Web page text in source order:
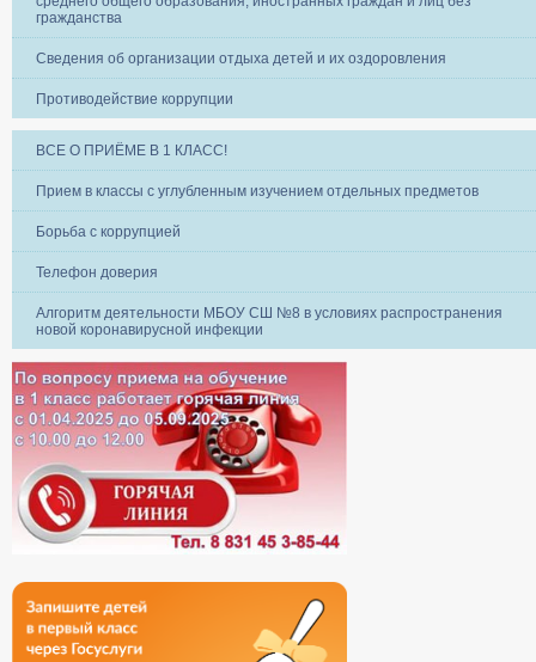
гражданства
Сведения об организации отдыха детей и их оздоровления
Противодействие коррупции
ВСЕ О ПРИЁМЕ В 1 КЛАСС!
Прием в классы с углубленным изучением отдельных предметов
Борьба с коррупцией
Телефон доверия
Алгоритм деятельности МБОУ СШ №8 в условиях распространения
новой коронавирусной инфекции